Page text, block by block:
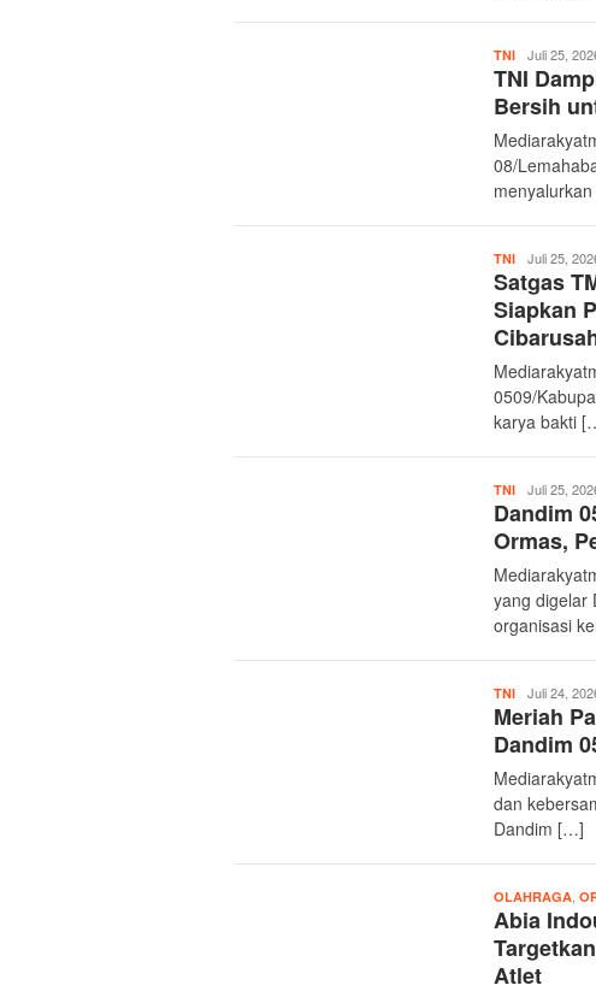
TNI Merdeka17
Juli 25,
TNI
Bersih
08/
TNI Merdeka17
Juli 25,
Satgas
Siapkan
0509/
karya bakti
TNI Merdeka17
Juli 25,
Dandim
Ormas,
yang digelar
organisasi
TNI Merdeka17
Juli 24,
Meriah
Dandim
dan
Dandim […]
OLAHRAGA
Abia
Atlet